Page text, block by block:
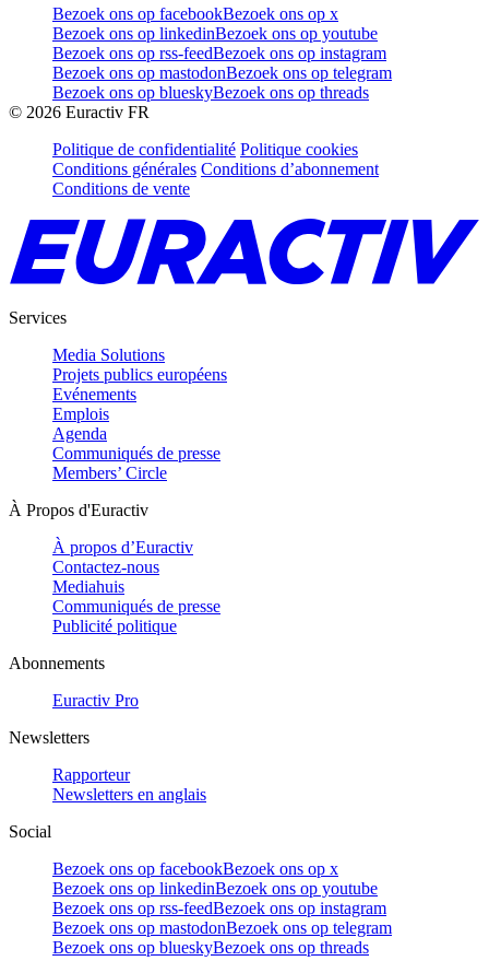
Bezoek ons op facebookBezoek ons op x
Bezoek ons op linkedinBezoek ons op youtube
Bezoek ons op rss-feedBezoek ons op instagram
Bezoek ons op mastodonBezoek ons op telegram
Bezoek ons op blueskyBezoek ons op threads
© 2026 Euractiv FR
Politique de confidentialité Politique cookies
Conditions générales Conditions d’abonnement
Conditions de vente
Services
Media Solutions
Projets publics européens
Evénements
Emplois
Agenda
Communiqués de presse
Members’ Circle
À Propos d'Euractiv
À propos d’Euractiv
Contactez-nous
Mediahuis
Communiqués de presse
Publicité politique
Abonnements
Euractiv Pro
Newsletters
Rapporteur
Newsletters en anglais
Social
Bezoek ons op facebookBezoek ons op x
Bezoek ons op linkedinBezoek ons op youtube
Bezoek ons op rss-feedBezoek ons op instagram
Bezoek ons op mastodonBezoek ons op telegram
Bezoek ons op blueskyBezoek ons op threads